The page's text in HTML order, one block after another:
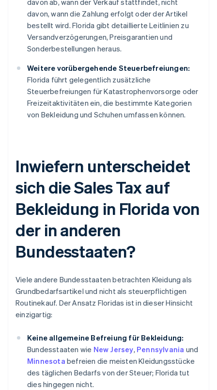
davon ab, wann der Verkauf stattfindet, nicht
davon, wann die Zahlung erfolgt oder der Artikel
bestellt wird. Florida gibt detaillierte Leitlinien zu
Versandverzögerungen, Preisgarantien und
Sonderbestellungen heraus.
Weitere vorübergehende Steuerbefreiungen:
Florida führt gelegentlich zusätzliche
Steuerbefreiungen für Katastrophenvorsorge oder
Freizeitaktivitäten ein, die bestimmte Kategorien
von Bekleidung und Schuhen umfassen können.
Inwiefern unterscheidet
sich die Sales Tax auf
Bekleidung in Florida von
der in anderen
Bundesstaaten?
Viele andere Bundesstaaten betrachten Kleidung als
Grundbedarfsartikel und nicht als steuerpflichtigen
Routinekauf. Der Ansatz Floridas ist in dieser Hinsicht
einzigartig:
Keine allgemeine Befreiung für Bekleidung:
Bundesstaaten wie New Jersey, Pennsylvania und
Minnesota befreien die meisten Kleidungsstücke
des täglichen Bedarfs von der Steuer; Florida tut
dies hingegen nicht.